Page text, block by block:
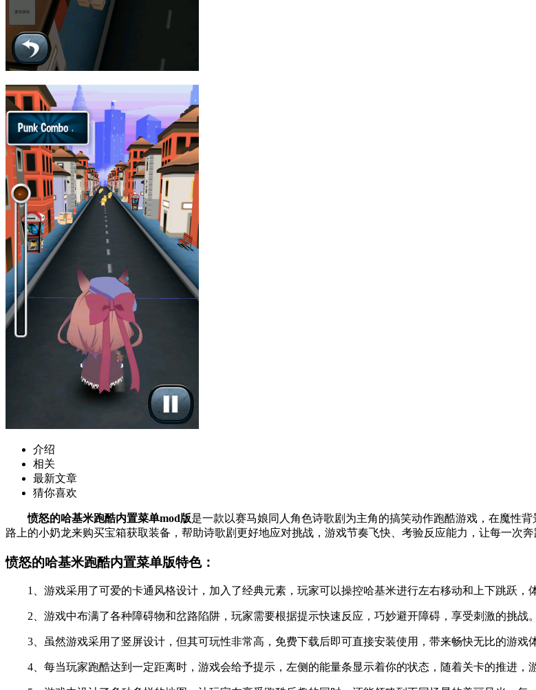
介绍
相关
最新文章
猜你喜欢
愤怒的哈基米跑酷内置菜单mod版是一款以赛马娘同人角色诗歌剧为主角的搞笑动作跑酷游戏，在魔性
路上的小奶龙来购买宝箱获取装备，帮助诗歌剧更好地应对挑战，游戏节奏飞快、考验反应能力，让每一次奔
愤怒的哈基米跑酷内置菜单版特色：
1、游戏采用了可爱的卡通风格设计，加入了经典元素，玩家可以操控哈基米进行左右移动和上下跳跃，
2、游戏中布满了各种障碍物和岔路陷阱，玩家需要根据提示快速反应，巧妙避开障碍，享受刺激的挑战。
3、虽然游戏采用了竖屏设计，但其可玩性非常高，免费下载后即可直接安装使用，带来畅快无比的游戏体
4、每当玩家跑酷达到一定距离时，游戏会给予提示，左侧的能量条显示着你的状态，随着关卡的推进，